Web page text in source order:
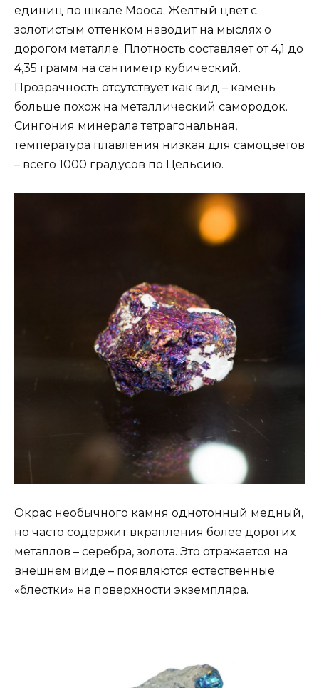
единиц по шкале Мооса. Желтый цвет с
золотистым оттенком наводит на мыслях о
дорогом металле. Плотность составляет от 4,1 до
4,35 грамм на сантиметр кубический.
Прозрачность отсутствует как вид – камень
больше похож на металлический самородок.
Сингония минерала тетрагональная,
температура плавления низкая для самоцветов
– всего 1000 градусов по Цельсию.
Окрас необычного камня однотонный медный,
но часто содержит вкрапления более дорогих
металлов – серебра, золота. Это отражается на
внешнем виде – появляются естественные
«блестки» на поверхности экземпляра.